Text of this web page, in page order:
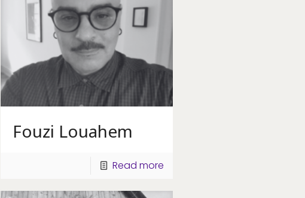
Fouzi Louahem
Read more